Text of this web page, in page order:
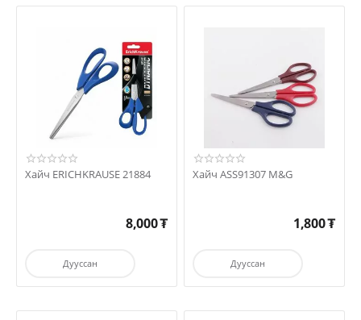
Хайч ERICHKRAUSE 21884
8,000₮
Дууссан
Хайч ASS91307 M&G
1,800₮
Дууссан